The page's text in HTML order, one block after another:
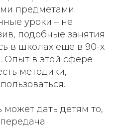
предметами.
уроки – не
подобные занятия
в школах еще в 90-х
Опыт в этой сфере
методики,
может дать детям то,